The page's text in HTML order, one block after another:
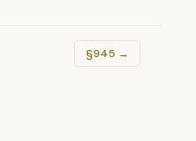
§945 →